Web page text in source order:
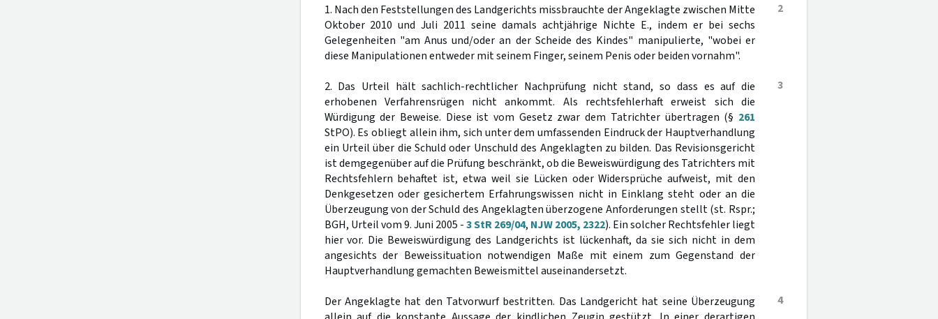
2
1. Nach den Feststellungen des Landgerichts missbrauchte der Angeklagte zwischen Mitte
Oktober 2010 und Juli 2011 seine damals achtjährige Nichte E., indem er bei sechs
Gelegenheiten "am Anus und/oder an der Scheide des Kindes" manipulierte, "wobei er
diese Manipulationen entweder mit seinem Finger, seinem Penis oder beiden vornahm".
3
2. Das Urteil hält sachlich-rechtlicher Nachprüfung nicht stand, so dass es auf die
erhobenen Verfahrensrügen nicht ankommt. Als rechtsfehlerhaft erweist sich die
Würdigung der Beweise. Diese ist vom Gesetz zwar dem Tatrichter übertragen (§ 261
StPO). Es obliegt allein ihm, sich unter dem umfassenden Eindruck der Hauptverhandlung
ein Urteil über die Schuld oder Unschuld des Angeklagten zu bilden. Das Revisionsgericht
ist demgegenüber auf die Prüfung beschränkt, ob die Beweiswürdigung des Tatrichters mit
Rechtsfehlern behaftet ist, etwa weil sie Lücken oder Widersprüche aufweist, mit den
Denkgesetzen oder gesichertem Erfahrungswissen nicht in Einklang steht oder an die
Überzeugung von der Schuld des Angeklagten überzogene Anforderungen stellt (st. Rspr.;
BGH, Urteil vom 9. Juni 2005 -3 StR 269/04, NJW 2005, 2322). Ein solcher Rechtsfehler liegt
hier vor. Die Beweiswürdigung des Landgerichts ist lückenhaft, da sie sich nicht in dem
angesichts der Beweissituation notwendigen Maße mit einem zum Gegenstand der
Hauptverhandlung gemachten Beweismittel auseinandersetzt.
4
Der Angeklagte hat den Tatvorwurf bestritten. Das Landgericht hat seine Überzeugung